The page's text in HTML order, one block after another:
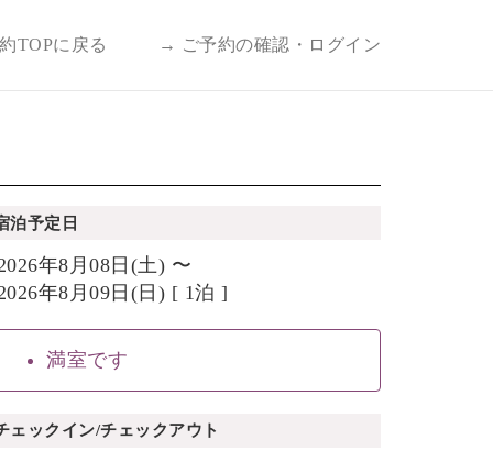
TOPに戻る → ご予約の確認・ログイン
泊予定日
年8月08日(土) 〜
年8月09日(日) [ 1泊 ]
満室です
ェックイン/チェックアウト